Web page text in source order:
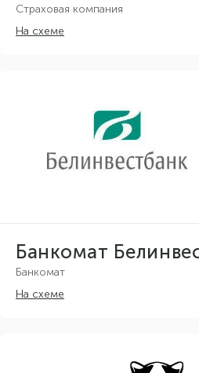
Страховая компания
На схеме
Банкомат
Банкомат
На схеме